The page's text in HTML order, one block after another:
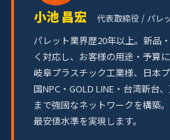
小池 昌宏 代表取締役 / パレ
パレット業界歴20年以上。新品
く対応し、お客様の用途・予算
岐阜プラスチック工業様、日本
国NPC・GOLD LINE・台湾新台
まで強固なネットワークを構築
最安値水準を実現します。